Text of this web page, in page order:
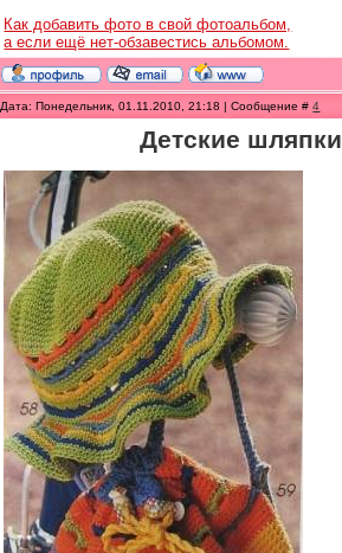
Как добавить фото в свой фотоальбом,
а если ещё нет-обзавестись альбомом.
Дата: Понедельник, 01.11.2010, 21:18 | Сообщение #4
Детские шляпки